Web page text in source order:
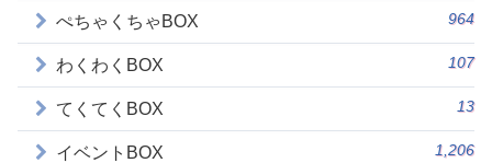
ぺちゃくちゃBOX 964
わくわくBOX 107
てくてくBOX 13
イベントBOX 1,206